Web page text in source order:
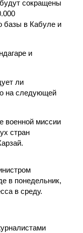
сокращены
базы в Кабуле и
и
ли
на следующей
военной миссии
стран
в понедельник,
в среду.